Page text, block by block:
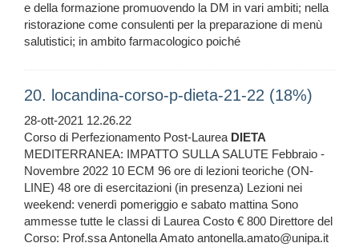
e della formazione promuovendo la DM in vari ambiti; nella
ristorazione come consulenti per la preparazione di menù
salutistici; in ambito farmacologico poiché
20. locandina-corso-p-dieta-21-22 (18%)
28-ott-2021 12.26.22
Corso di Perfezionamento Post-Laurea DIETA
MEDITERRANEA: IMPATTO SULLA SALUTE Febbraio -
Novembre 2022 10 ECM 96 ore di lezioni teoriche (ON-
LINE) 48 ore di esercitazioni (in presenza) Lezioni nei
weekend: venerdì pomeriggio e sabato mattina Sono
ammesse tutte le classi di Laurea Costo € 800 Direttore del
Corso: Prof.ssa Antonella Amato antonella.amato@unipa.it